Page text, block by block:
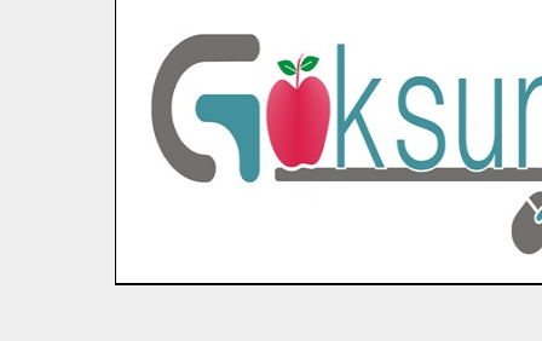
İlçe Jandarma Komutanı Karakaya’dan
Bertiz’in Yeni Köprüsünde Sona Doğru.